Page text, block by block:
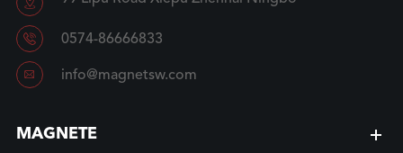

 0574-86666833
 info@magnetsw.com
MAGNETE